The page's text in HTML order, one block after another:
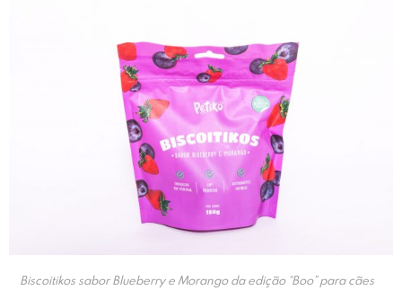
Biscoitikos sabor Blueberry e Morango da edição “Boo” para cães